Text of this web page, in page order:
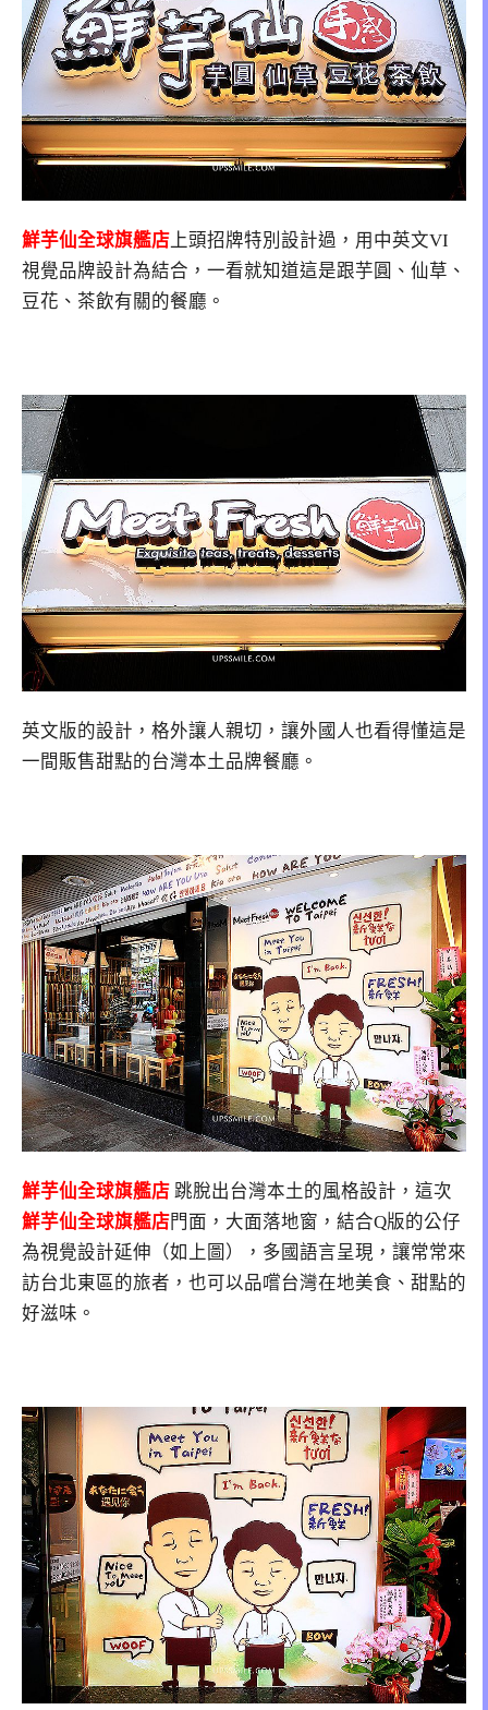
鮮芋仙全球旗艦店上頭招牌特別設計過，用中英文VI
視覺品牌設計為結合，一看就知道這是跟芋圓、仙草、
豆花、茶飲有關的餐廳。
英文版的設計，格外讓人親切，讓外國人也看得懂這是
一間販售甜點的台灣本土品牌餐廳。
鮮芋仙全球旗艦店 跳脫出台灣本土的風格設計，這次
鮮芋仙全球旗艦店門面，大面落地窗，結合Q版的公仔
為視覺設計延伸（如上圖），多國語言呈現，讓常常來
訪台北東區的旅者，也可以品嚐台灣在地美食、甜點的
好滋味。